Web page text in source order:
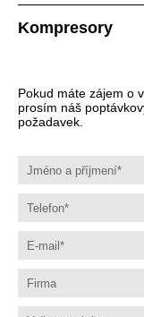
Kompresory
Pokud máte zájem o
prosím náš
požadavek.